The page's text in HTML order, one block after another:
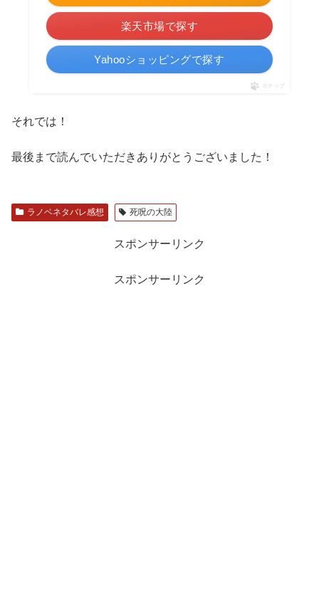
楽天市場で探す
Yahooショッピングで探す
ポチップ
それでは！
最後まで読んでいただきありがとうございました！
ラノベネタバレ感想 死呪の大陸
スポンサーリンク
スポンサーリンク